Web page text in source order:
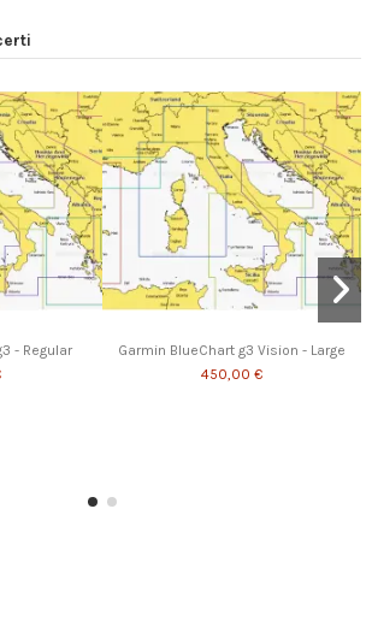
- Regular
Garmin BlueChart g3 Vision - Large
450,00 €